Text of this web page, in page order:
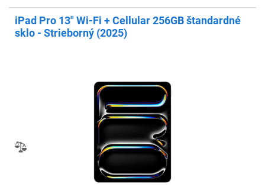
iPad Pro 13" Wi-Fi + Cellular 256GB štandardné
sklo - Strieborný (2025)